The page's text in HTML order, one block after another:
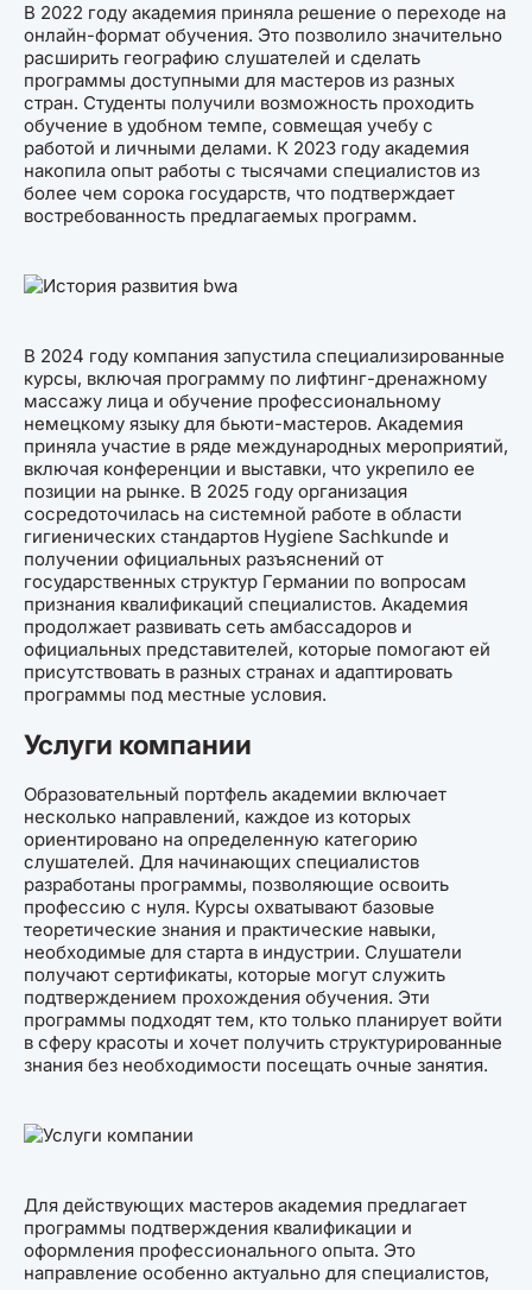
В 2022 году академия приняла решение о переходе на
онлайн-формат обучения. Это позволило значительно
расширить географию слушателей и сделать
программы доступными для мастеров из разных
стран. Студенты получили возможность проходить
обучение в удобном темпе, совмещая учебу с
работой и личными делами. К 2023 году академия
накопила опыт работы с тысячами специалистов из
более чем сорока государств, что подтверждает
востребованность предлагаемых программ.
В 2024 году компания запустила специализированные
курсы, включая программу по лифтинг-дренажному
массажу лица и обучение профессиональному
немецкому языку для бьюти-мастеров. Академия
приняла участие в ряде международных мероприятий,
включая конференции и выставки, что укрепило ее
позиции на рынке. В 2025 году организация
сосредоточилась на системной работе в области
гигиенических стандартов Hygiene Sachkunde и
получении официальных разъяснений от
государственных структур Германии по вопросам
признания квалификаций специалистов. Академия
продолжает развивать сеть амбассадоров и
официальных представителей, которые помогают ей
присутствовать в разных странах и адаптировать
программы под местные условия.
Услуги компании
Образовательный портфель академии включает
несколько направлений, каждое из которых
ориентировано на определенную категорию
слушателей. Для начинающих специалистов
разработаны программы, позволяющие освоить
профессию с нуля. Курсы охватывают базовые
теоретические знания и практические навыки,
необходимые для старта в индустрии. Слушатели
получают сертификаты, которые могут служить
подтверждением прохождения обучения. Эти
программы подходят тем, кто только планирует войти
в сферу красоты и хочет получить структурированные
знания без необходимости посещать очные занятия.
Для действующих мастеров академия предлагает
программы подтверждения квалификации и
оформления профессионального опыта. Это
направление особенно актуально для специалистов,